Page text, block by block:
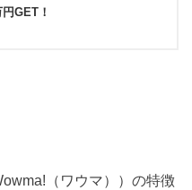
GET！
（ワウマ））の特徴